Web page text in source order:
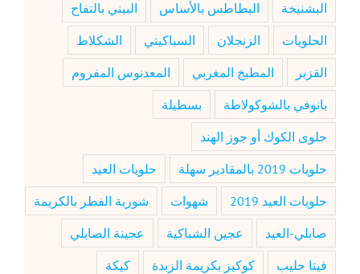
البشنيخة البطاطس بالأساس
البيني بالتفاح
الحلويات
الزنجلان السباكيتي
الشكلاط
القزبر
المطبخ المغربي
المعدنوس المفروم
بانوفي بالشوكولاطة
بسطيلة
حلوى الكوك أو جوز الهند
حلويات 2019 بالمقادير سهلة
حلويات العيد
حلويات العيد 2019
شهوات
شوربة الفطر بالكريمة
صابلي-العيد
عجين الشباكية
عجينة الصابلي
فيتا حليب
كوكيز بكريمة الزبدة
كيكة